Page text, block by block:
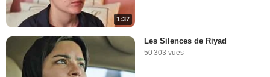
1:37
Les Silences de Riyad
50 303 vues